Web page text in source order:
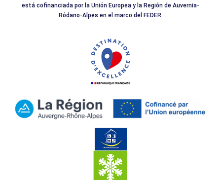
está cofinanciada por la Unión Europea y la Región de Auvernia-
Ródano-Alpes en el marco del FEDER.